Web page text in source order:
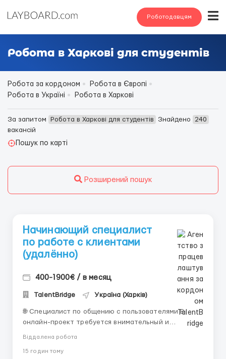
Роботодавцям
Робота в Харкові для студентів
Робота за кордоном
Робота в Європі
Робота в Україні
Робота в Харкові
За запитом Робота в Харкові для студентів Знайдено
240
вакансій
Пошук по карті
Розширений пошук
Начинающий специалист
по работе с клиентами
(удалённо)
400-1900€ / в месяц
TalentBridge Україна (Харків)
🌐 Специалист по общению с пользователями В
онлайн-проект требуется внимательный и
коммуникабельный сотрудник. Что входит в работу:
на вопросы и помощь с информацией. •
Віддалена робота
15 годин тому